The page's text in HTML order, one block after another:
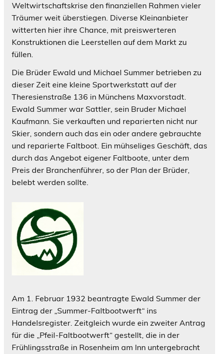
Weltwirtschaftskrise den finanziellen Rahmen vieler
Träumer weit überstiegen. Diverse Kleinanbieter
witterten hier ihre Chance, mit preiswerteren
Konstruktionen die Leerstellen auf dem Markt zu
füllen.
Die Brüder Ewald und Michael Summer betrieben zu
dieser Zeit eine kleine Sportwerkstatt auf der
Theresienstraße 136 in Münchens Maxvorstadt.
Ewald Summer war Sattler, sein Bruder Michael
Kaufmann. Sie verkauften und reparierten nicht nur
Skier, sondern auch das ein oder andere gebrauchte
und reparierte Faltboot. Ein mühseliges Geschäft, das
durch das Angebot eigener Faltboote, unter dem
Preis der Branchenführer, so der Plan der Brüder,
belebt werden sollte.
Am 1. Februar 1932 beantragte Ewald Summer der
Eintrag der „Summer-Faltbootwerft“ ins
Handelsregister. Zeitgleich wurde ein zweiter Antrag
für die „Pfeil-Faltbootwerft“ gestellt, die in der
Frühlingsstraße in Rosenheim am Inn untergebracht